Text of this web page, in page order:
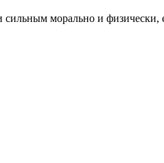
морально и физически,